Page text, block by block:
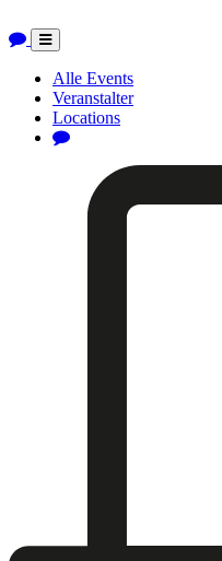
Toggle
navigation
Alle Events
Veranstalter
Locations